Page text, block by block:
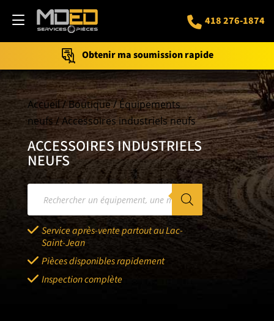
418 276-1874
Obtenir ma soumission rapide
Accueil/Boutique/Équipements
neufs/ Accessoires industriels neufs
ACCESSOIRES INDUSTRIELS
NEUFS
Recherche
produits
Service après-vente partout au Lac-
Saint-Jean
Pièces disponibles rapidement
Inspection complète